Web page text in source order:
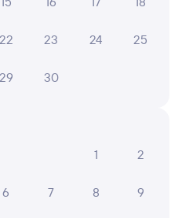
дату
22 23 24 25
29 30
1
2
6 7 8 9